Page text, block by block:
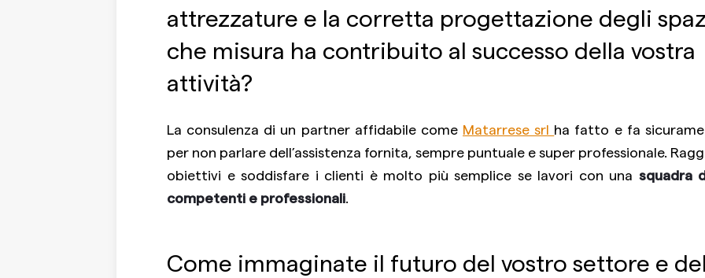
attrezzature e la corretta progettazione degli
che misura ha contribuito al successo della vostra
attività?
La consulenza di un partner affidabile come Matarrese srl ha fatto e fa
per non parlare dell’assistenza fornita, sempre puntuale e super professionale.
obiettivi e soddisfare i clienti è molto più semplice se lavori con una squadra
competenti e professionali
Come immaginate il futuro del vostro settore e